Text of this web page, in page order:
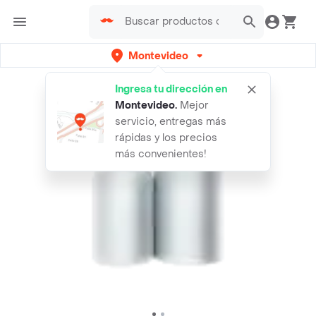
Montevideo
Ingresa tu dirección en
Montevideo. Mejor
servicio, entregas más
rápidas y los precios
más convenientes!